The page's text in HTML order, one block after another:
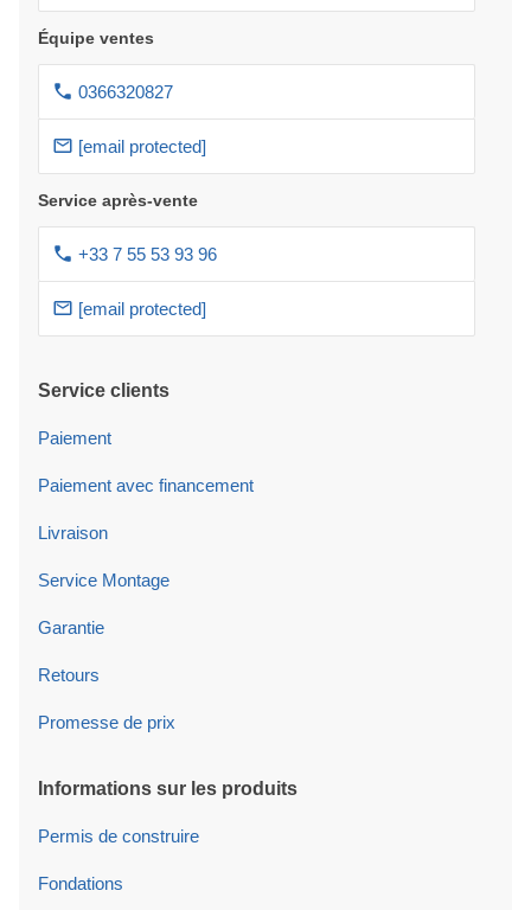
Équipe ventes
0366320827
[email protected]
Service après-vente
+33 7 55 53 93 96
[email protected]
Service clients
Paiement
Paiement avec financement
Livraison
Service Montage
Garantie
Retours
Promesse de prix
Informations sur les produits
Permis de construire
Fondations